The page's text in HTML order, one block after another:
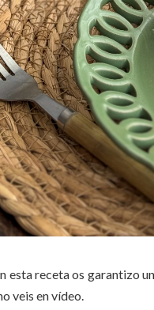
esta receta os garantizo
veis en vídeo.